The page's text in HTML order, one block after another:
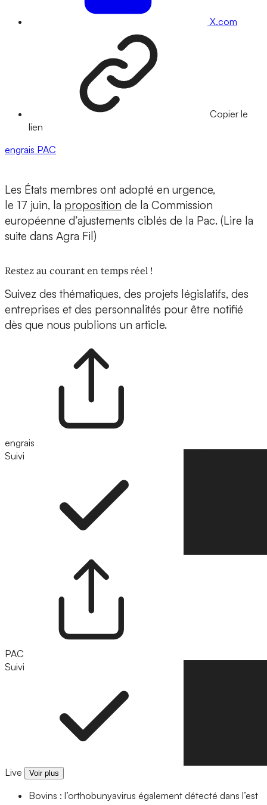
X.com
Copier le
lien
engrais PAC
Les États membres ont adopté en urgence,
le 17 juin, la proposition de la Commission
européenne d’ajustements ciblés de la Pac. (Lire la
suite dans Agra Fil)
Restez au courant en temps réel !
Suivez des thématiques, des projets législatifs, des
entreprises et des personnalités pour être notifié
dès que nous publions un article.
engrais
Suivi
PAC
Suivi
Live Voir plus
Bovins : l’orthobunyavirus également détecté dans l’est